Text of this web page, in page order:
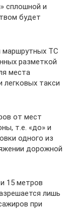
сплошной и
будет
маршрутных ТС
разметкой
места
такси
от мест
т.е. «до» и
одного из
дорожной
15 метров
лишь
при